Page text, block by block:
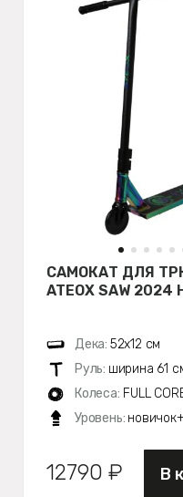
САМОКАТ ДЛЯ
ATEOX SAW 2024
Дека: 52х12 см
Руль: ширина 61
Колеса: FULL
Уровень:
12790 ₽ В